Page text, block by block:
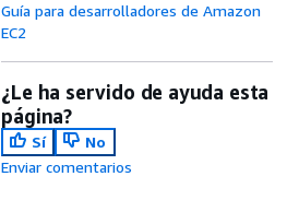
Guía para desarrolladores de Amazon
EC2
¿Le ha servido de ayuda esta
página?
Sí
No
Enviar comentarios